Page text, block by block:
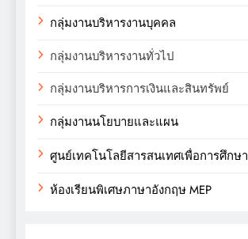
กลุ่มงานบริหารงานบุคคล
กลุ่มงานบริหารงานทั่วไป
กลุ่มงานบริหารการเงินและสินทรัพย์
กลุ่มงานนโยบายและแผน
ศูนย์เทคโนโลยีสารสนเทศเพื่อการศึกษา
ห้องเรียนพิเศษภาษาอังกฤษ MEP